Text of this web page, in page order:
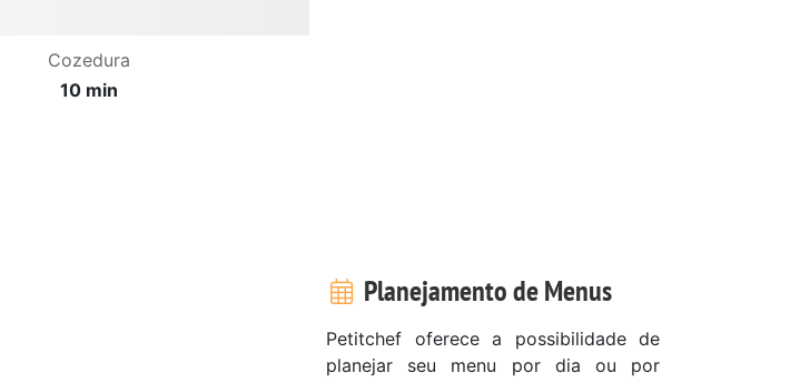
Cozedura
10 min
Planejamento de Menus
Petitchef oferece a possibilidade de
planejar seu menu por dia ou por